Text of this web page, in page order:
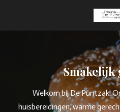
Smakelijk
Welkom bij De Puntzak!
huisbereidingen, warme